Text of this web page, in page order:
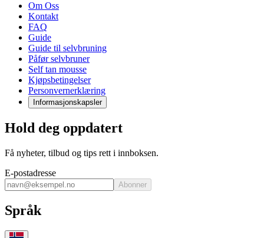
Om Oss
Kontakt
FAQ
Guide
Guide til selvbruning
Påfør selvbruner
Self tan mousse
Kjøpsbetingelser
Personvernerklæring
Informasjonskapsler
Hold deg oppdatert
Få nyheter, tilbud og tips rett i innboksen.
E-postadresse
Abonner
Språk